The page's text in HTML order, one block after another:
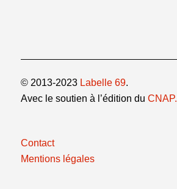
© 2013-2023 Labelle 69.
Avec le soutien à l’édition du CNAP.
Contact
Mentions légales